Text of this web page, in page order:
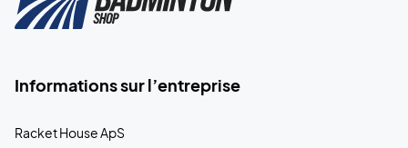
Informations sur l’entreprise
Racket House ApS